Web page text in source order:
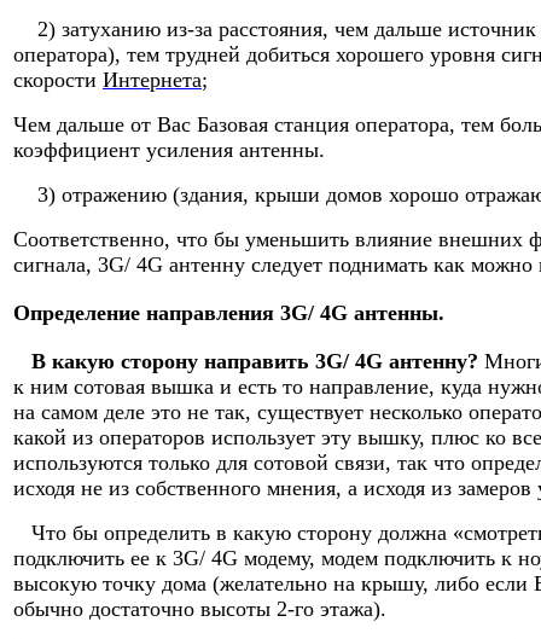
2) затуханию из-за расстояния, чем дальше
оператора), тем трудней добиться хорошего уровня
скорости Интернета;
Чем дальше от Вас Базовая станция оператора, тем
коэффициент усиления антенны.
3) отражению (здания, крыши домов хорошо
Соответственно, что бы уменьшить влияние внешних
сигнала, 3G/ 4G антенну следует поднимать как
Определение направления 3G/ 4G антенны.
В какую сторону направить 3G/ 4G антенну?
к ним сотовая вышка и есть то направление, куда
на самом деле это не так, существует несколько
какой из операторов использует эту вышку, плюс ко
используются только для сотовой связи, так что
исходя не из собственного мнения, а исходя из
Что бы определить в какую сторону должна
подключить ее к 3G/ 4G модему, модем подключить к
высокую точку дома (желательно на крышу, либо если
обычно достаточно высоты 2-го этажа).